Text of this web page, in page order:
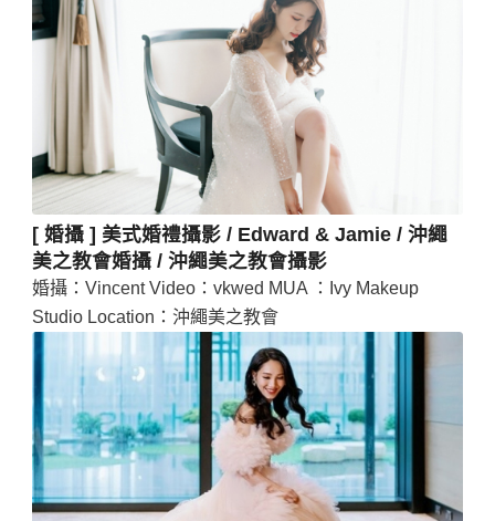
[ 婚攝 ] 美式婚禮攝影 / Edward & Jamie / 沖繩
美之教會婚攝 / 沖繩美之教會攝影
婚攝：Vincent Video：vkwed MUA ：Ivy Makeup
Studio Location：沖繩美之教會